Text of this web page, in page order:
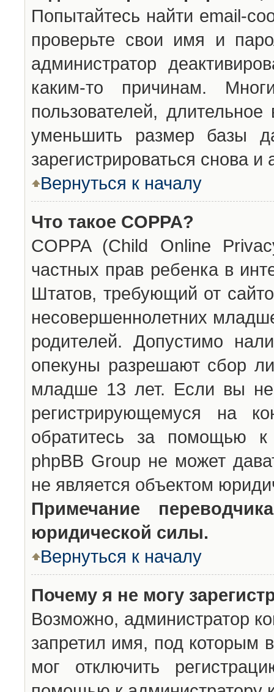
Попытайтесь найти email-
проверьте свои имя и
администратор
каким-то причинам.
пользователей,
уменьшить размер базы
зарегистрироваться снова и
Вернуться к началу
Что такое COPPA?
COPPA (Child Online
частных прав ребенка в
Штатов, требующий от
несовершеннолетних
родителей. Допустимо
опекуны разрешают сбор
младше 13 лет. Если вы
регистрирующемуся на
обратитесь за помощью к
phpBB Group не может
не является объектом
Примечание
юридической силы.
Вернуться к началу
Почему я не могу
Возможно, администратор
запретил имя, под которым
мог отключить